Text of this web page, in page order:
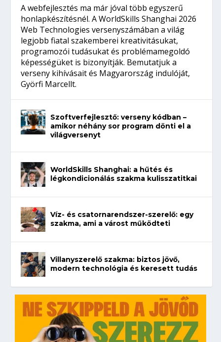
A webfejlesztés ma már jóval több egyszerű
honlapkészítésnél. A WorldSkills Shanghai 2026
Web Technologies versenyszámában a világ
legjobb fiatal szakemberei kreativitásukat,
programozói tudásukat és problémamegoldó
képességüket is bizonyítják. Bemutatjuk a
verseny kihívásait és Magyarország indulóját,
Györfi Marcellt.
Szoftverfejlesztő: verseny kódban –
amikor néhány sor program dönti el a
világversenyt
WorldSkills Shanghai: a hűtés és
légkondicionálás szakma kulisszatitkai
Víz- és csatornarendszer-szerelő: egy
szakma, ami a várost működteti
Villanyszerelő szakma: biztos jövő,
modern technológia és keresett tudás